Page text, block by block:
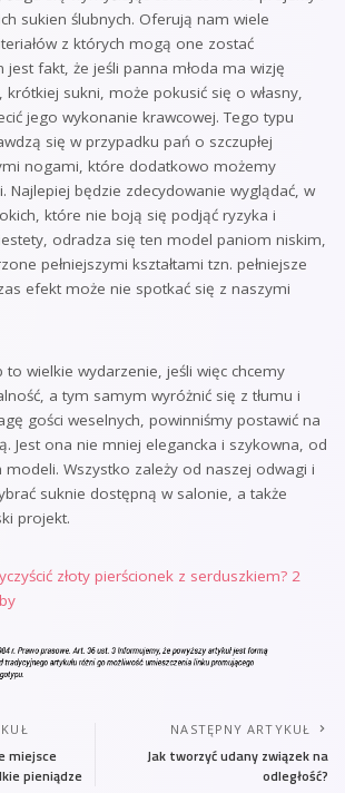
sukien ślubnych. Oferują nam wiele
z których mogą one zostać
jest fakt, że jeśli panna młoda ma wizję
sukni, może pokusić się o własny,
jego wykonanie krawcowej. Tego typu
się w przypadku pań o szczupłej
nogami, które dodatkowo możemy
Najlepiej będzie zdecydowanie wyglądać, w
które nie boją się podjąć ryzyka i
odradza się ten model paniom niskim,
pełniejszymi kształtami tzn. pełniejsze
efekt może nie spotkać się z naszymi
to wielkie wydarzenie, jeśli więc chcemy
a tym samym wyróżnić się z tłumu i
gości weselnych, powinniśmy postawić na
Jest ona nie mniej elegancka i szykowna, od
modeli. Wszystko zależy od naszej odwagi i
suknie dostępną w salonie, a także
projekt.
złoty pierścionek z serduszkiem? 2
miejsce
pieniądze
NASTĘPNY ARTYKUŁ
Jak tworzyć udany związek na
odległość?